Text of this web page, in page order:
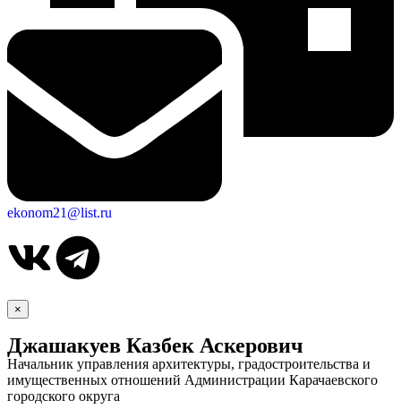
ekonom21@list.ru
×
Джашакуев Казбек Аскерович
Начальник управления архитектуры, градостроительства и
имущественных отношений Администрации Карачаевского
городского округа